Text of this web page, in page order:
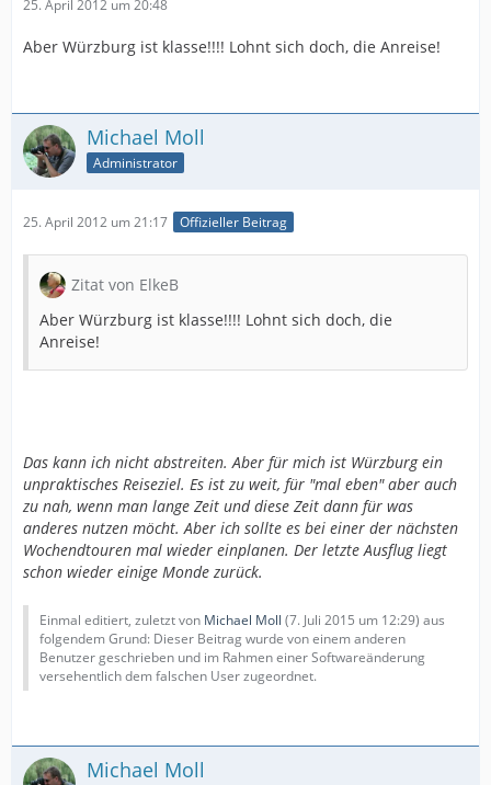
25. April 2012 um 20:48
Aber Würzburg ist klasse!!!! Lohnt sich doch, die Anreise!
Michael Moll
Administrator
25. April 2012 um 21:17 Offizieller Beitrag
Zitat von ElkeB
Aber Würzburg ist klasse!!!! Lohnt sich doch, die
Anreise!
Das kann ich nicht abstreiten. Aber für mich ist Würzburg ein
unpraktisches Reiseziel. Es ist zu weit, für "mal eben" aber auch
zu nah, wenn man lange Zeit und diese Zeit dann für was
anderes nutzen möcht. Aber ich sollte es bei einer der nächsten
Wochendtouren mal wieder einplanen. Der letzte Ausflug liegt
schon wieder einige Monde zurück.
Einmal editiert, zuletzt von Michael Moll (7. Juli 2015 um 12:29) aus
folgendem Grund: Dieser Beitrag wurde von einem anderen
Benutzer geschrieben und im Rahmen einer Softwareänderung
versehentlich dem falschen User zugeordnet.
Michael Moll